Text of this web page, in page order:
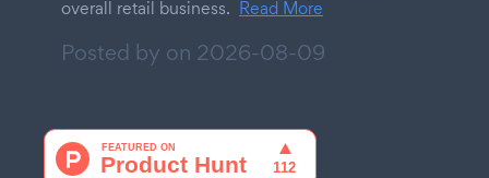
overall retail business. Read More
Posted by on 2026-08-09